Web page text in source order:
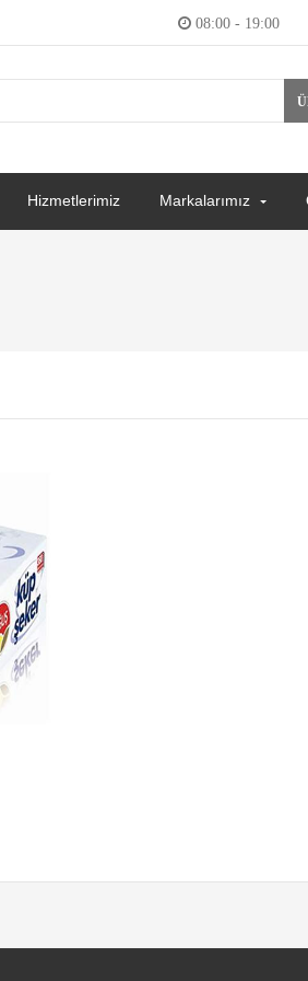
08:00 - 19:00
Hizmetlerimiz Markalarımız